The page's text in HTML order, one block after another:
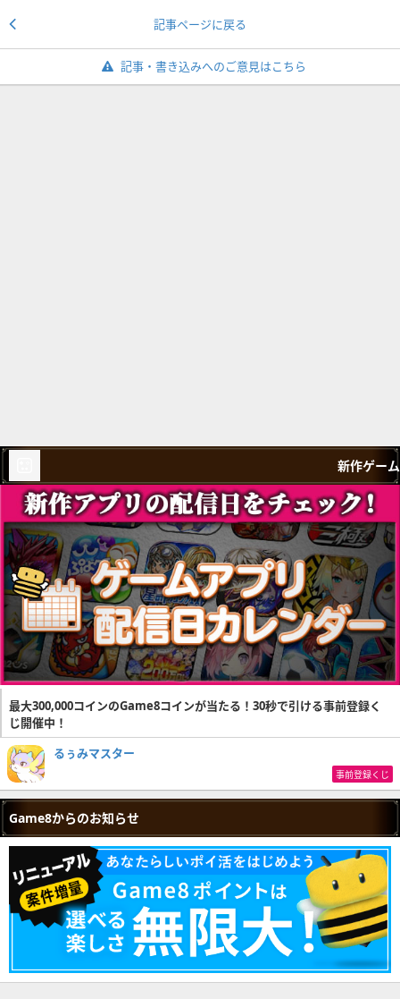
記事ページに戻る
記事・書き込みへのご意見はこちら
新作ゲーム
最大300,000コインのGame8コインが当たる！30秒で引ける事前登録く
じ開催中！
るぅみマスター
事前登録くじ
Game8からのお知らせ